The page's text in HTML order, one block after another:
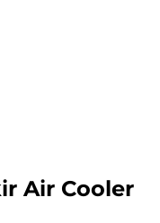
Air Cooler